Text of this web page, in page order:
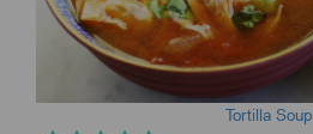
Tortilla Soup